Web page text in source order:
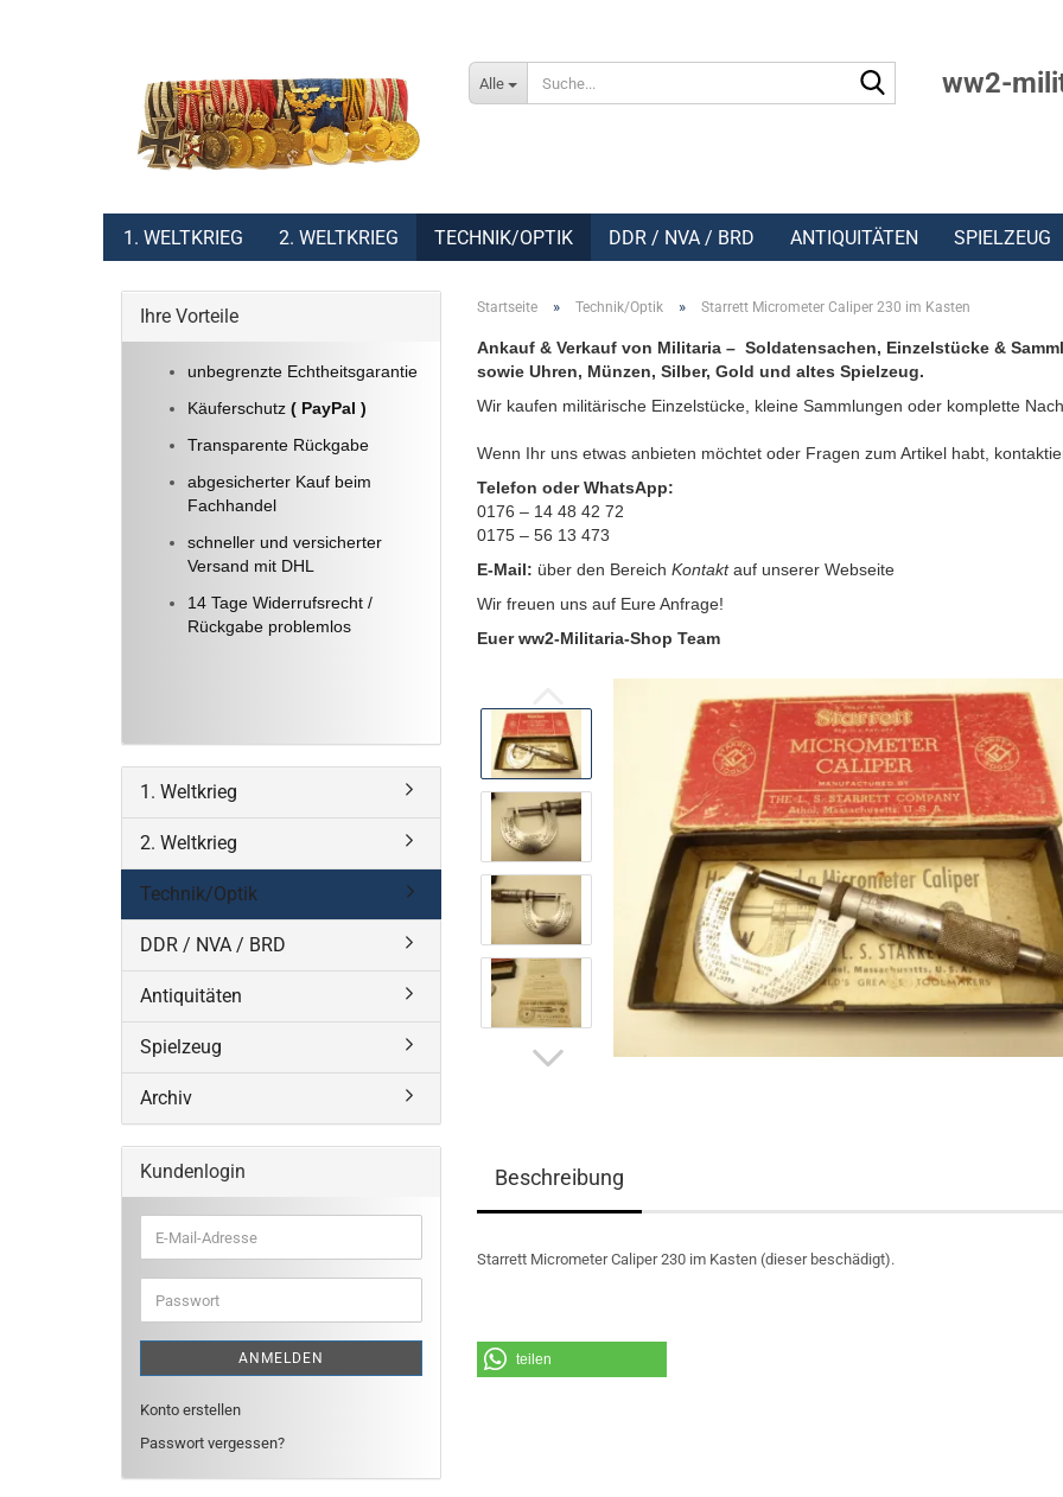
Alle ww2-
1. WELTKRIEG 2. WELTKRIEG TECHNIK/OPTIK DDR / NVA / BRD ANTIQUITÄTEN SPIELZEUG
Startseite » Technik/Optik » Starrett Micrometer Caliper 230 im Kasten
Ankauf & Verkauf von Militaria – Soldatensachen, Einzelstücke &
sowie Uhren, Münzen, Silber, Gold und altes Spielzeug.
Wir kaufen militärische Einzelstücke, kleine Sammlungen oder komplette
Wenn Ihr uns etwas anbieten möchtet oder Fragen zum Artikel habt,
Telefon oder WhatsApp:
0176 – 14 48 42 72
0175 – 56 13 473
E-Mail: über den Bereich Kontakt auf unserer Webseite
Wir freuen uns auf Eure Anfrage!
Euer ww2-Militaria-Shop Team
Beschreibung
Starrett Micrometer Caliper 230 im Kasten (dieser beschädigt).
teilen
Ihre Vorteile
unbegrenzte Echtheitsgarantie
Käuferschutz ( PayPal )
Transparente Rückgabe
abgesicherter Kauf beim
Fachhandel
schneller und versicherter
Versand mit DHL
14 Tage Widerrufsrecht /
Rückgabe problemlos
1. Weltkrieg
2. Weltkrieg
Technik/Optik
DDR / NVA / BRD
Antiquitäten
Spielzeug
Archiv
Kundenlogin
E-
Mail-
Adresse
Passwort
ANMELDEN
Konto erstellen
Passwort vergessen?